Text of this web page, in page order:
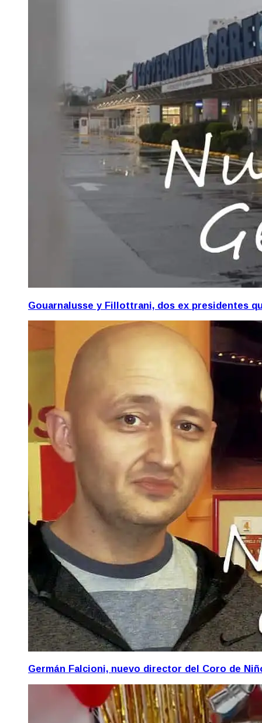
Gouarnalusse y Fillottrani, dos ex presidentes
Germán Falcioni, nuevo director del Coro de